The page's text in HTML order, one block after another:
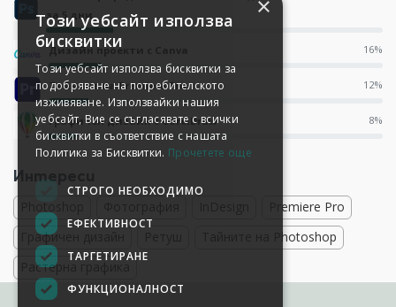
за 5 дни
Дизайн проекти с Canva 16%
Тайните на Premiere Pro 12%
Графичен дизайн с CorelDraw 8%
Интереси
Photoshop
Premiere Pro
Графичен дизайн
Тайните на Photoshop
Растерна графика
×
Този уебсайт използва
бисквитки
Този уебсайт използва бисквитки за
подобряване на потребителското
изживяване. Използвайки нашия
уебсайт, Вие се съгласявате с всички
бисквитки в съответствие с нашата
Политика за Бисквитки. Прочетете още
СТРОГО НЕОБХОДИМО
ЕФЕКТИВНОСТ
ТАРГЕТИРАНЕ
ФУНКЦИОНАЛНОСТ